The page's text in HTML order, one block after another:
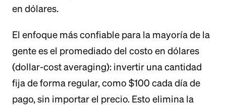
en dólares.
El enfoque más confiable para la mayoría de la
gente es el promediado del costo en dólares
(dollar-cost averaging): invertir una cantidad
fija de forma regular, como $100 cada día de
pago, sin importar el precio. Esto elimina la